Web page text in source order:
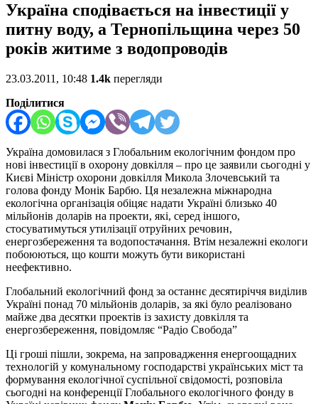
Україна сподівається на інвестиції у
питну воду, а Тернопільщина через 50
років житиме з водопроводів
23.03.2011, 10:48 1.4k перегляди
Поділитися
Україна домовилася з Глобальним екологічним фондом про
нові інвестиції в охорону довкілля – про це заявили сьогодні у
Києві Міністр охорони довкілля Микола Злочевський та
голова фонду Монік Барбю. Ця незалежна міжнародна
екологічна організація обіцяє надати Україні близько 40
мільйонів доларів на проекти, які, серед іншого,
стосуватимуться утилізації отруйних речовин,
енергозбереження та водопостачання. Втім незалежні екологи
побоюються, що кошти можуть бути використані
неефективно.
Глобальний екологічний фонд за останнє десятиріччя виділив
Україні понад 70 мільйонів доларів, за які було реалізовано
майже два десятки проектів із захисту довкілля та
енергозбереження, повідомляє “Радіо Свобода”
Ці гроші пішли, зокрема, на запровадження енергоощадних
технологій у комунальному господарстві українських міст та
формування екологічної суспільної свідомості, розповіла
сьогодні на конференції Глобального екологічного фонду в